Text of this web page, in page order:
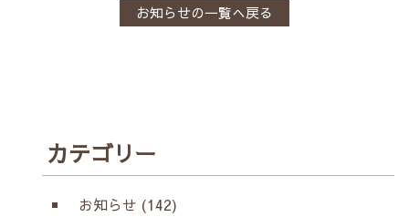
お知らせの一覧へ戻る
カテゴリー
お知らせ (142)